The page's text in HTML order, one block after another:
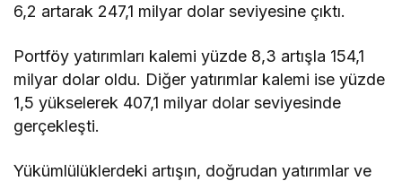
6,2 artarak 247,1 milyar dolar seviyesine çıktı.
Portföy yatırımları kalemi yüzde 8,3 artışla 154,1
milyar dolar oldu. Diğer yatırımlar kalemi ise yüzde
1,5 yükselerek 407,1 milyar dolar seviyesinde
gerçekleşti.
Yükümlülüklerdeki artışın, doğrudan yatırımlar ve